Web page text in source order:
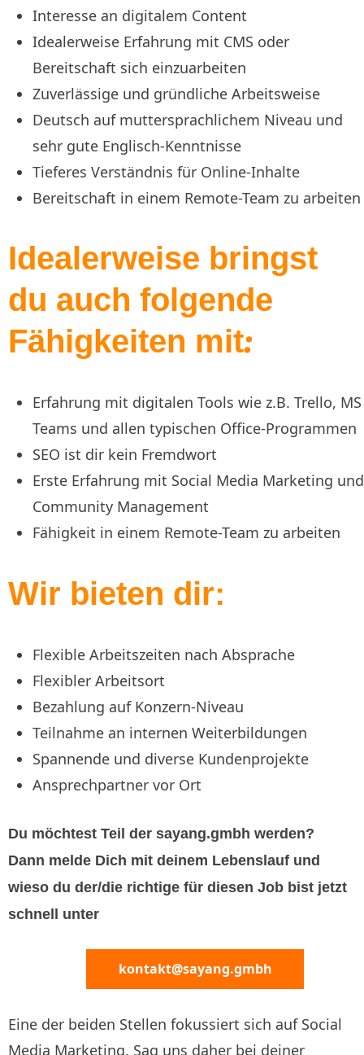
Interesse an digitalem Content
Idealerweise Erfahrung mit CMS oder
Bereitschaft sich einzuarbeiten
Zuverlässige und gründliche Arbeitsweise
Deutsch auf muttersprachlichem Niveau und
sehr gute Englisch-Kenntnisse
Tieferes Verständnis für Online-Inhalte
Bereitschaft in einem Remote-Team zu arbeiten
Idealerweise bringst
du auch folgende
Fähigkeiten mit:
Erfahrung mit digitalen Tools wie z.B. Trello, MS
Teams und allen typischen Office-Programmen
SEO ist dir kein Fremdwort
Erste Erfahrung mit Social Media Marketing und
Community Management
Fähigkeit in einem Remote-Team zu arbeiten
Wir bieten dir:
Flexible Arbeitszeiten nach Absprache
Flexibler Arbeitsort
Bezahlung auf Konzern-Niveau
Teilnahme an internen Weiterbildungen
Spannende und diverse Kundenprojekte
Ansprechpartner vor Ort
Du möchtest Teil der sayang.gmbh werden?
Dann melde Dich mit deinem Lebenslauf und
wieso du der/die richtige für diesen Job bist jetzt
schnell unter
kontakt@sayang.gmbh
Eine der beiden Stellen fokussiert sich auf Social
Media Marketing. Sag uns daher bei deiner